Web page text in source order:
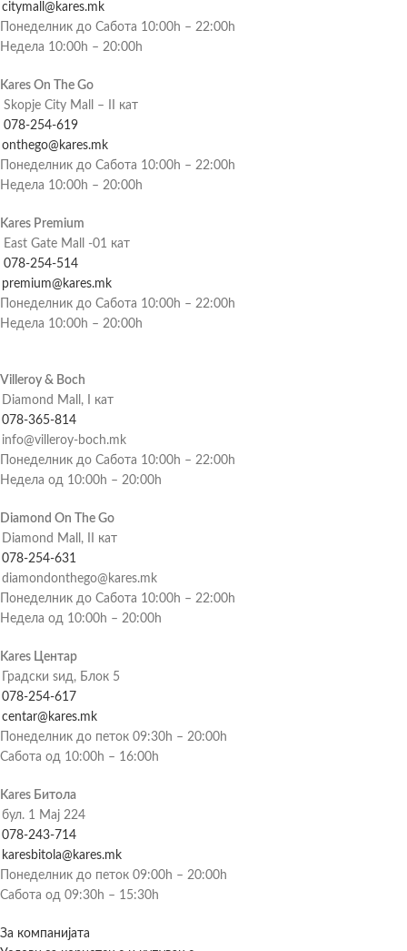
citymall@kares.mk
Понеделник до Сабота 10:00h – 22:00h
Недела 10:00h – 20:00h
Kares On The Go
Skopje City Mall – II кат
078-254-619
onthego@kares.mk
Понеделник до Сабота 10:00h – 22:00h
Недела 10:00h – 20:00h
Kares Premium
East Gate Mall -01 кат
078-254-514
premium@kares.mk
Понеделник до Сабота 10:00h – 22:00h
Недела 10:00h – 20:00h
Villeroy & Boch
Diamond Mall, I кат
078-365-814
info@villeroy-boch.mk
Понеделник до Сабота 10:00h – 22:00h
Недела од 10:00h – 20:00h
Diamond On The Go
Diamond Mall, II кат
078-254-631
diamondonthego@kares.mk
Понеделник до Сабота 10:00h – 22:00h
Недела од 10:00h – 20:00h
Kares Центар
Градски ѕид, Блок 5
078-254-617
centar@kares.mk
Понеделник до петок 09:30h – 20:00h
Сабота од 10:00h – 16:00h
Kares Битола
бул. 1 Мај 224
078-243-714
karesbitola@kares.mk
Понеделник до петок 09:00h – 20:00h
Сабота од 09:30h – 15:30h
За компанијата